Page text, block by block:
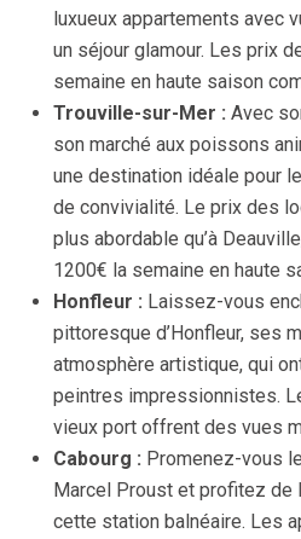
luxueux appartements avec
un séjour glamour. Les prix
semaine en haute saison
Trouville-sur-Mer : Avec
son marché aux poissons
une destination idéale pour
de convivialité. Le prix des
plus abordable qu’à
1200€ la semaine en haute
Honfleur : Laissez-vous
pittoresque d’Honfleur, ses
atmosphère artistique, qui
peintres impressionnistes.
vieux port offrent des vues
Cabourg : Promenez-vous
Marcel Proust et profitez de
cette station balnéaire. Les